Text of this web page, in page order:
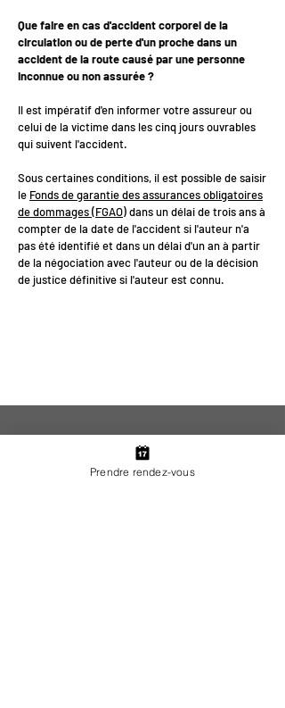
Que faire en cas d'accident corporel de la
circulation ou de perte d'un proche dans un
accident de la route causé par une personne
inconnue ou non assurée ?
Il est impératif d'en informer votre assureur ou
celui de la victime dans les cinq jours ouvrables
qui suivent l'accident.
Sous certaines conditions, il est possible de saisir
le Fonds de garantie des assurances obligatoires
de dommages (FGAO)dans un délai de trois ans à
compter de la date de l'accident si l'auteur n'a
pas été identifié et dans un délai d'un an à partir
de la négociation avec l'auteur ou de la décision
de justice définitive si l'auteur est connu.
Prendre rendez-vous